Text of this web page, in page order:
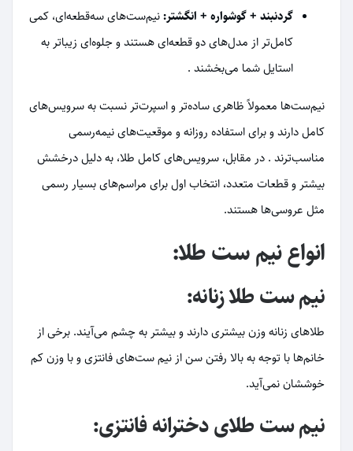
گردنبند + گوشواره + انگشتر:نیم‌ست‌های سه‌قطعه‌ای، کمی
کامل‌تر از مدل‌های دو قطعه‌ای هستند و جلوه‌ای زیباتر به
استایل شما می‌بخشند .
نیم‌ست‌ها معمولاً ظاهری ساده‌تر و اسپرت‌تر نسبت به سرویس‌های
کامل دارند و برای استفاده روزانه و موقعیت‌های نیمه‌رسمی
مناسب‌ترند . در مقابل، سرویس‌های کامل طلا، به دلیل درخشش
بیشتر و قطعات متعدد، انتخاب اول برای مراسم‌های بسیار رسمی
مثل عروسی‌ها هستند.
انواع نیم ست طلا:
نیم ست طلا زنانه:
طلاهای زنانه وزن بیشتری دارند و بیشتر به چشم می‌آیند. برخی از
خانم‌ها با توجه به بالا رفتن سن از نیم‌ ست‌های فانتزی و با وزن کم
خوششان نمی‌آید.
نیم ست طلای دخترانه فانتزی: